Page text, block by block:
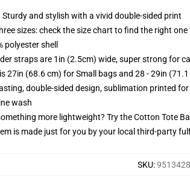
Sturdy and stylish with a vivid double-sided print
sizes: check the size chart to find the right one
polyester shell
straps are 1in (2.5cm) wide, super strong for
27in (68.6 cm) for Small bags and 28 - 29in
double-sided design, sublimation printed
wash
more lightweight? Try the Cotton Tote
is made just for you by your local third-party
SKU: